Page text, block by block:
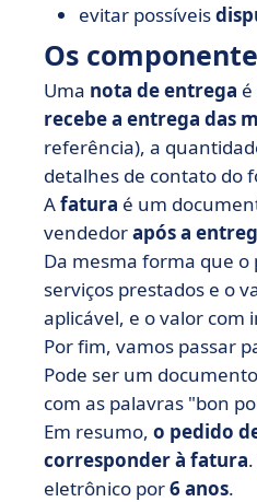
evitar possíveis
Os
Uma nota de entrega
recebe a entrega das
referência), a
detalhes de contato do
Afatura é um
vendedorapós a
Da mesma forma que
serviços prestados e o
aplicável, e o valor com
Por fim, vamos passar
Pode ser um
com as palavras "bon
Em resumo, o pedido
corresponder à fatura
eletrônico por6 anos.